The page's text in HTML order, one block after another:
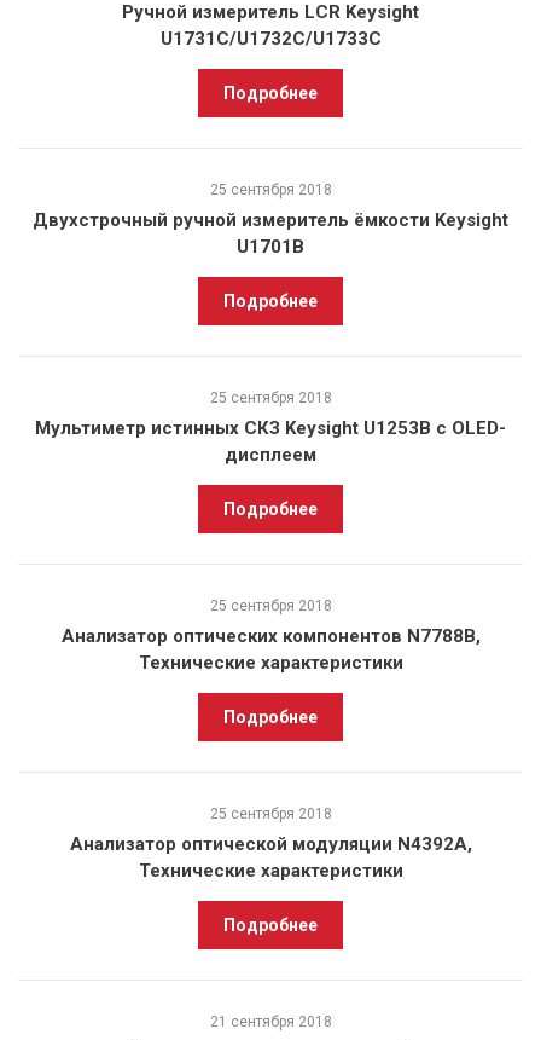
Ручной измеритель LCR Keysight
U1731C/U1732C/U1733C
Подробнее
25 сентября 2018
Двухстрочный ручной измеритель ёмкости Keysight
U1701B
Подробнее
25 сентября 2018
Мультиметр истинных СКЗ Keysight U1253B с OLED-
дисплеем
Подробнее
25 сентября 2018
Анализатор оптических компонентов N7788B,
Технические характеристики
Подробнее
25 сентября 2018
Анализатор оптической модуляции N4392A,
Технические характеристики
Подробнее
21 сентября 2018